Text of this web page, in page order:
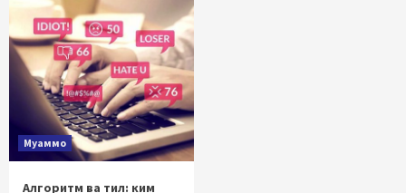
Муаммо
Алгоритм ва тил: ким